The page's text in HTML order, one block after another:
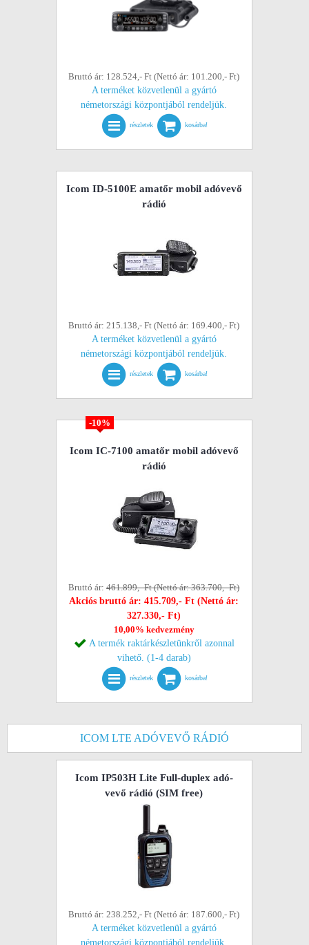
Bruttó ár: 128.524,- Ft (Nettó ár: 101.200,- Ft)
A terméket közvetlenül a gyártó
németországi központjából rendeljük.
részletek kosárba!
Icom ID-5100E amatőr mobil adóvevő
rádió
Bruttó ár: 215.138,- Ft (Nettó ár: 169.400,- Ft)
A terméket közvetlenül a gyártó
németországi központjából rendeljük.
részletek kosárba!
-10%
Icom IC-7100 amatőr mobil adóvevő
rádió
Bruttó ár:461.899,- Ft (Nettó ár: 363.700,- Ft)
Akciós bruttó ár: 415.709,- Ft (Nettó ár:
327.330,- Ft)
10,00% kedvezmény
A termék raktárkészletünkről azonnal
vihető. (1-4 darab)
részletek kosárba!
ICOM LTE ADÓVEVŐ RÁDIÓ
Icom IP503H Lite Full-duplex adó-
vevő rádió (SIM free)
Bruttó ár: 238.252,- Ft (Nettó ár: 187.600,- Ft)
A terméket közvetlenül a gyártó
németországi központjából rendeljük.